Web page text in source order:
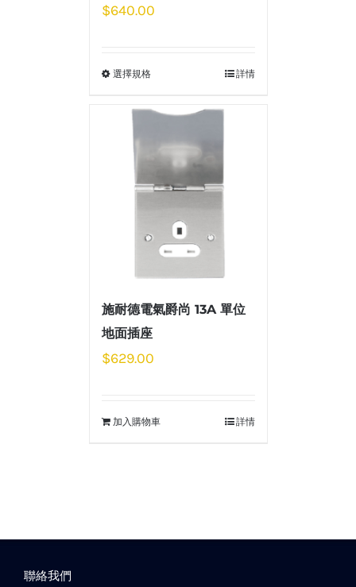
$640.00
選擇規格 詳情
施耐德電氣爵尚 13A 單位
地面插座
$629.00
加入購物車 詳情
聯絡我們